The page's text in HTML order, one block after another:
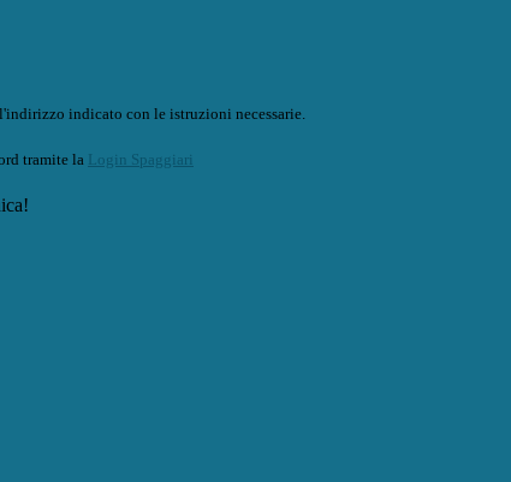
indicato con le istruzioni necessarie.
tramite la Login Spaggiari